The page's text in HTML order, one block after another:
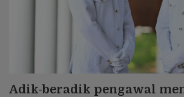
Adik-beradik pengawal